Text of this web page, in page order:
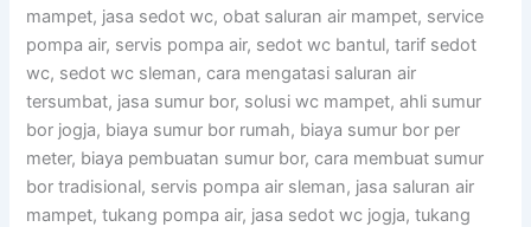
mampet, jasa sedot wc, obat saluran air mampet, service
pompa air, servis pompa air, sedot wc bantul, tarif sedot
wc, sedot wc sleman, cara mengatasi saluran air
tersumbat, jasa sumur bor, solusi wc mampet, ahli sumur
bor jogja, biaya sumur bor rumah, biaya sumur bor per
meter, biaya pembuatan sumur bor, cara membuat sumur
bor tradisional, servis pompa air sleman, jasa saluran air
mampet, tukang pompa air, jasa sedot wc jogja, tukang